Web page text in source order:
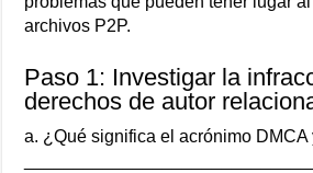
archivos P2P.
Paso 1: Investigar la
derechos de autor
a. ¿Qué significa el acrónimo DMCA